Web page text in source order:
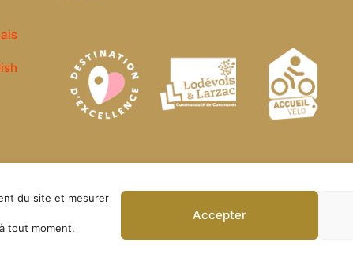
du site et mesurer
tout moment.
Accepter